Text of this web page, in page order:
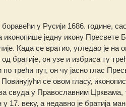
у Русији 1686. године,
једну икону Пресвете
Када се вратио, угледао је на
братије, он узе и избриса ту
трећи пут, он чу јасно глас
се овом гласу,
свуда у Православним Црквама,
17. веку, а недавно је братија